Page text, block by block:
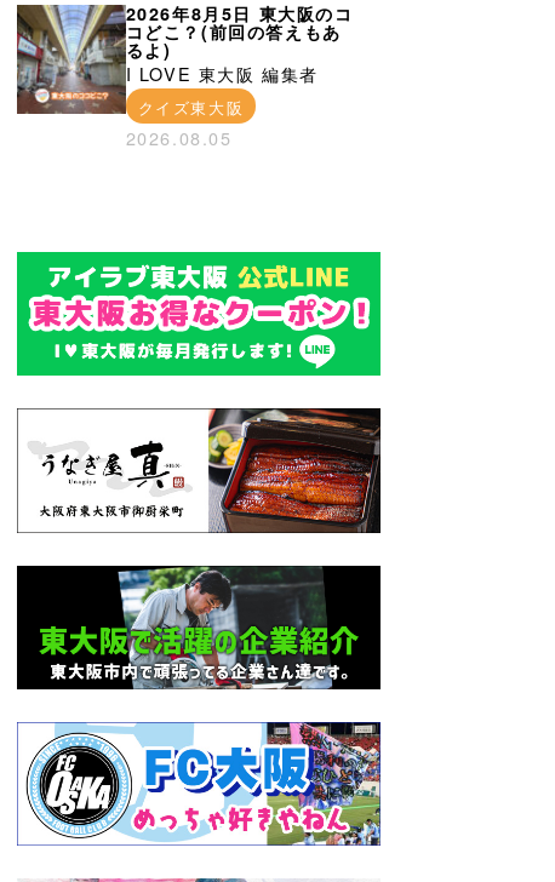
2026年8月5日 東大阪のコ
コどこ？(前回の答えもあ
るよ)
I LOVE 東大阪 編集者
クイズ東大阪
2026.08.05